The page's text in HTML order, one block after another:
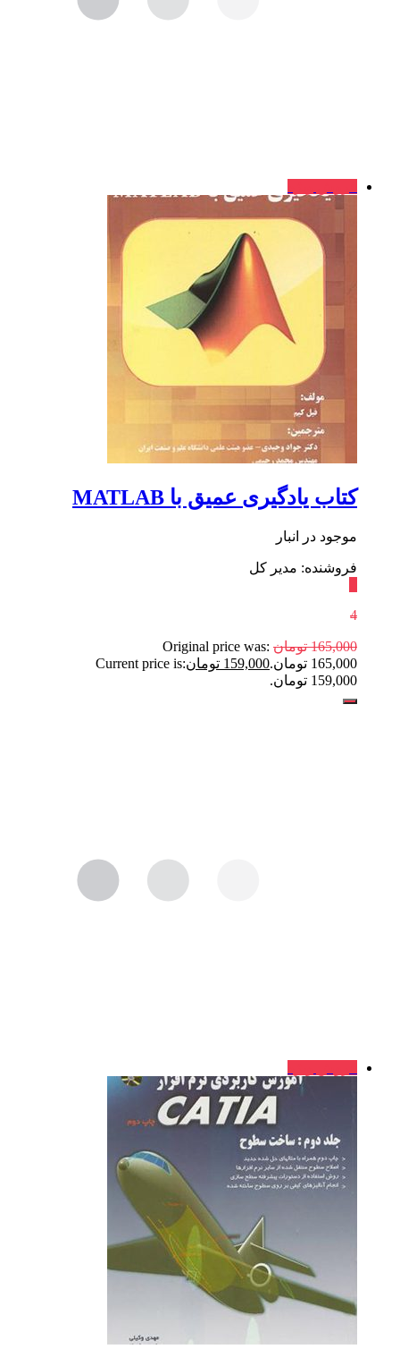
کتاب یادگیری عمیق با MATLAB
موجود در انبار
فروشنده: مدیر کل
4
165,000 تومان Original price was:
165,000 تومان.
159,000 تومانCurrent price is:
159,000 تومان.